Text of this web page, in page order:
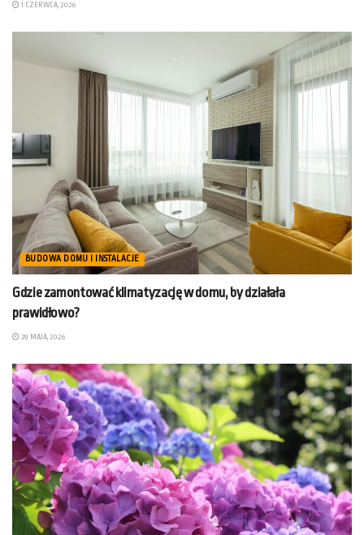
1 CZERWCA, 2026
BUDOWA DOMU I INSTALACJE
Gdzie zamontować klimatyzację w domu, by działała
prawidłowo?
29 MAJA, 2026